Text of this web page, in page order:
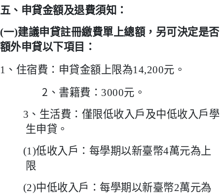
五、申貸金額及退費須知：
(一)建議申貸註冊繳費單上總額，另可決定是否
額外申貸以下項目：
1 、住宿費：申貸金額上限為14,200元。
2 、書籍費： 3000元。
3 、生活費：僅限低收入戶及中低收入戶學
生申貸。
(1)低收入戶：每學期以新臺幣4萬元為上
限
(2)中低收入戶：每學期以新臺幣2萬元為